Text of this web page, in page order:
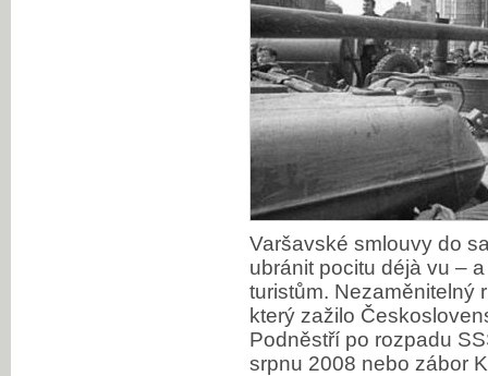
Varšavské smlouvy do
ubránit pocitu déjà vu –
turistům. Nezaměnitelný
který zažilo
Podněstří po rozpadu
srpnu 2008 nebo zábor